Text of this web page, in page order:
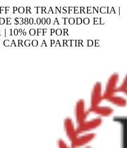
POR TRANSFERENCIA |
$380.000 A TODO EL
10% OFF POR
A PARTIR DE